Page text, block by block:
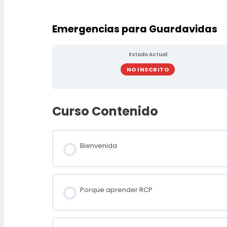
Emergencias para Guardavidas
Estado Actual
NO INSCRITO
Curso Contenido
Bienvenida
Porque aprender RCP